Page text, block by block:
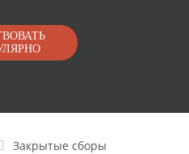
Закрытые сборы